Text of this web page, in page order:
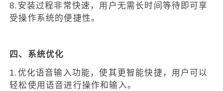
8.安装过程非常快速，用户无需长时间等待即可享
受操作系统的便捷性。
四、系统优化
1.优化语音输入功能，使其更智能快捷，用户可以
轻松使用语音进行操作和输入。